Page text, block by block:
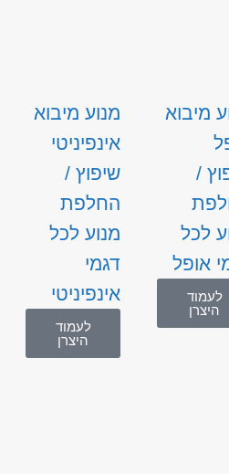
מיבוא
/
לכל
אופל
לעמוד
היצרן
מנוע מיבוא
אינפיניטי
שיפוץ /
החלפת
מנוע לכל
דגמי
אינפיניטי
לעמוד
היצרן